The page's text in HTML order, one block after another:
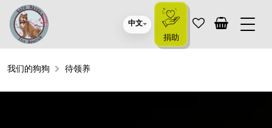
中文
捐助
我们的狗狗 待领养